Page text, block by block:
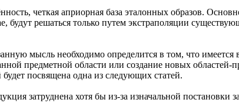
четкая априорная база эталонных образов.
решаться только путем экстраполяции
мысль необходимо определится в том, что
предметной области или создание новых областей-
посвящена одна из следующих статей.
затруднена хотя бы из-за изначальной постановки